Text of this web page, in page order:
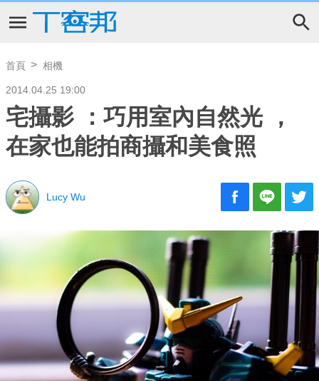
首頁 相機
2014.04.25 19:00
宅攝影 ：巧用室內自然光 ，
在家也能拍商攝和美食照
Lucy Wu